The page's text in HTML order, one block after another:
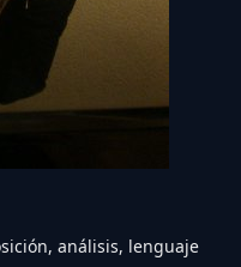
análisis, lenguaje